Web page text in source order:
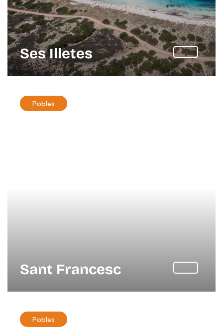
Ses Illetes
Pobles
Sant Francesc
Pobles